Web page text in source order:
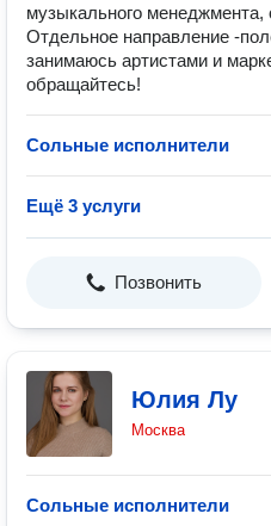
музыкального менеджмента,
Отдельное направление -
занимаюсь артистами и
обращайтесь!
Сольные исполнители
Ещё 3 услуги
Позвонить
Юлия Лу
Москва
Сольные исполнители